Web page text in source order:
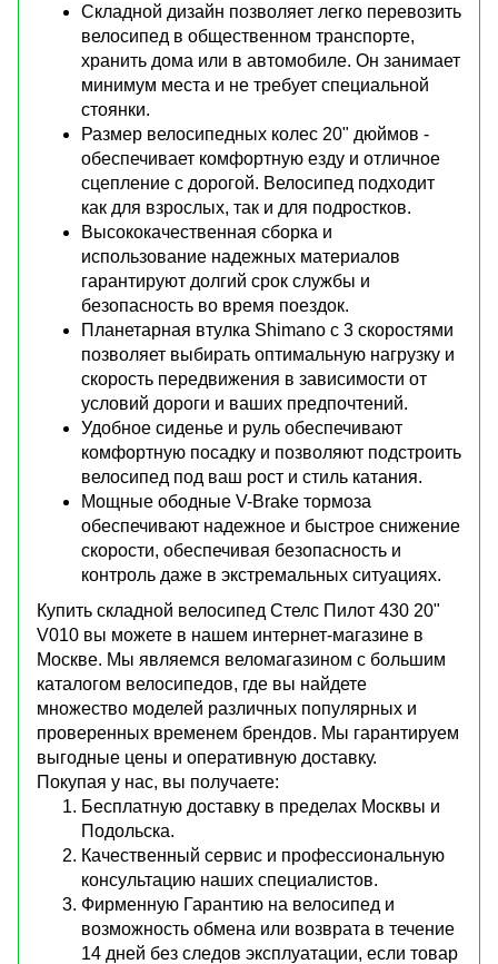
Складной дизайн позволяет легко перевозить
велосипед в общественном транспорте,
хранить дома или в автомобиле. Он занимает
минимум места и не требует специальной
стоянки.
Размер велосипедных колес 20" дюймов -
обеспечивает комфортную езду и отличное
сцепление с дорогой. Велосипед подходит
как для взрослых, так и для подростков.
Высококачественная сборка и
использование надежных материалов
гарантируют долгий срок службы и
безопасность во время поездок.
Планетарная втулка Shimano с 3 скоростями
позволяет выбирать оптимальную нагрузку и
скорость передвижения в зависимости от
условий дороги и ваших предпочтений.
Удобное сиденье и руль обеспечивают
комфортную посадку и позволяют подстроить
велосипед под ваш рост и стиль катания.
Мощные ободные V-Brake тормоза
обеспечивают надежное и быстрое снижение
скорости, обеспечивая безопасность и
контроль даже в экстремальных ситуациях.
Купить складной велосипед Стелс Пилот 430 20"
V010 вы можете в нашем интернет-магазине в
Москве. Мы являемся веломагазином с большим
каталогом велосипедов, где вы найдете
множество моделей различных популярных и
проверенных временем брендов. Мы гарантируем
выгодные цены и оперативную доставку.
Покупая у нас, вы получаете:
Бесплатную доставку в пределах Москвы и
Подольска.
Качественный сервис и профессиональную
консультацию наших специалистов.
Фирменную Гарантию на велосипед и
возможность обмена или возврата в течение
14 дней без следов эксплуатации, если товар